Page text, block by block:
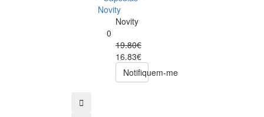
Novity
Novity
0
19.80€
16.83€
Notifiquem-me